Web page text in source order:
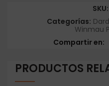
SKU:
Categorías:
Winmau
Compartir en
PRODUCTOS